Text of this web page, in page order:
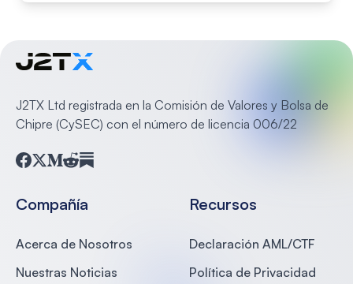
J2TX Ltd registrada en la Comisión de Valores y Bolsa de
Chipre (CySEC) con el número de licencia 006/22
Compañía
Acerca de Nosotros
Nuestras Noticias
Recursos
Declaración AML/CTF
Política de Privacidad